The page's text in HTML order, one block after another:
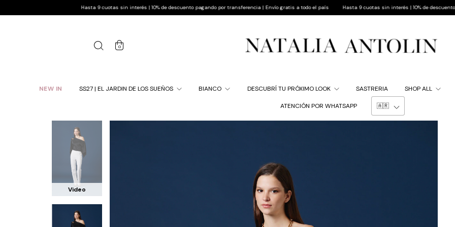
Hasta 9 cuotas sin interés | 10% de descuento pagando por transferencia | Envío gratis a todo el país Hasta 9 cuotas sin interés | 10% de descuento pagando por
0
NEW IN SS27 | EL JARDIN DE LOS SUEÑOS BIANCO DESCUBRÍ TU PRÓXIMO LOOK SASTRERIA SHOP ALL
ATENCIÓN POR WHATSAPP
Video